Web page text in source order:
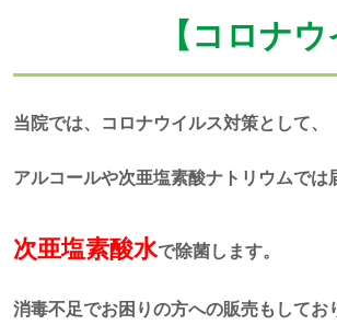
【コロナ
当院では、コロナウイルス対策として、
アルコールや次亜塩素酸ナトリウムでは
次亜塩素酸水で除菌します。
消毒不足でお困りの方への販売もしてお